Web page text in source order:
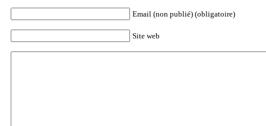
Email (non publié) (obligatoire)
Site web